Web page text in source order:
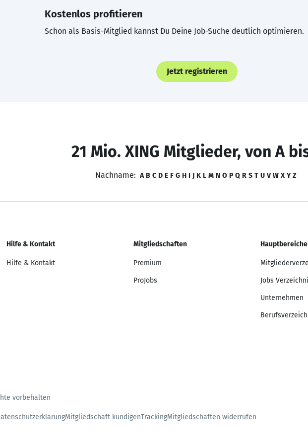
Kostenlos profitieren
Schon als Basis-Mitglied kannst Du Deine Job-Suche deutlich optimieren.
Jetzt registrieren
21 Mio. XING Mitglieder, von A
Nachname: A B C D E F G H I J K L M N O P Q R S T U V W X Y Z
Hilfe & Kontakt
Hilfe & Kontakt
Mitgliedschaften
Premium
ProJobs
Hauptbereiche
Jobs
Unternehmen
vorbehalten
Mitgliedschaft kündigenTrackingMitgliedschaften widerrufen